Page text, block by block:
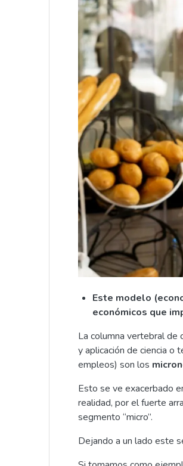
Este modelo
económicos que
La columna vertebral de
y aplicación de ciencia o
empleos) son los
Esto se ve exacerbado
realidad, por el fuerte
segmento “micro”.
Dejando a un lado este